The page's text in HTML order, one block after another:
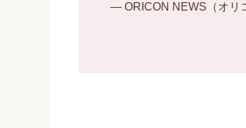
— ORICON NEWS（オリ